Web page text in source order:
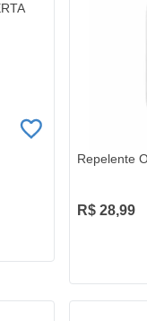
Repelente
R$ 28,99